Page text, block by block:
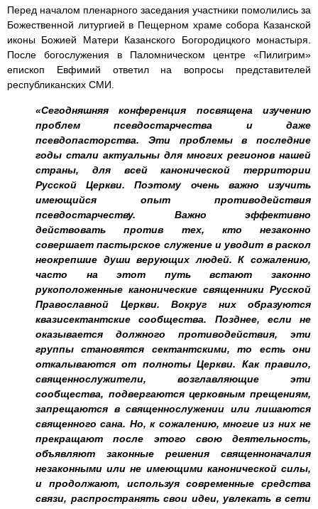
Перед началом пленарного заседания участники помолились за
Божественной литургией в Пещерном храме собора Казанской
иконы Божией Матери Казанского Богородицкого монастыря.
После богослужения в Паломническом центре «Пилигрим»
епископ Евфимий ответил на вопросы представителей
республиканских СМИ.
«Сегодняшняя конференция посвящена изучению
проблем псевдостарчества и даже
псевдопасторства. Эти проблемы в последние
годы стали актуальны для многих регионов нашей
страны, для всей канонической территории
Русской Церкви. Поэтому очень важно изучить
имеющийся опыт противодействия
псевдостарчеству. Важно эффективно
действовать против тех, кто незаконно
совершает пастырское служение и уводит в раскол
неокрепшие души верующих людей. К сожалению,
часто на этот путь встают законно
рукоположенные канонические священники Русской
Православной Церкви. Вокруг них образуются
квазисектантские сообщества. Позднее, если не
оказывается должного противодействия, эти
группы становятся сектантскими, то есть они
откалываются от полноты Церкви. Как правило,
священнослужители, возглавляющие эти
сообщества, подвергаются церковным прещениям,
запрещаются в священнослужении или лишаются
священного сана. Но, к сожалению, многие из них не
прекращают после этого свою деятельность,
объявляют законные решения священноначалия
незаконными или не имеющими канонической силы,
и продолжают, используя современные средства
связи, распространять свои идеи, увлекать в сети